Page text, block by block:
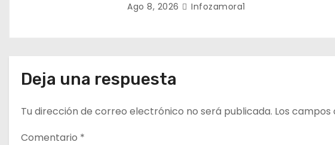
d
Ago 8, 2026 Infozamora1
Deja una respuesta
Tu dirección de correo electrónico no será publicada. Los
Comentario *